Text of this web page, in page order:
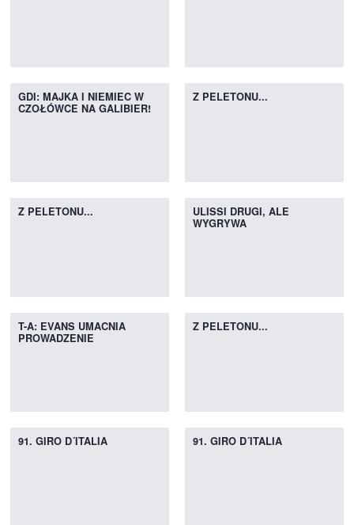
GDI: MAJKA I NIEMIEC W
CZOŁÓWCE NA GALIBIER!
Z PELETONU...
Z PELETONU...
ULISSI DRUGI, ALE
WYGRYWA
T-A: EVANS UMACNIA
PROWADZENIE
Z PELETONU...
91. GIRO D´ITALIA 91. GIRO D´ITALIA